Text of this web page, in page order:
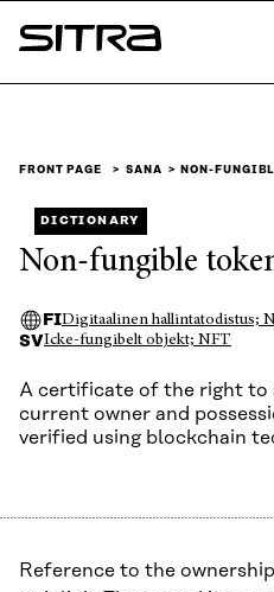
Skip to
content
Sitra
FRONT PAGE SANA NON-
DICTIONARY
Non-fungible
FIDigitaalinen hallintatodistus;
SVIcke-fungibelt objekt; NFT
A certificate of the right to
current owner and
verified using blockchain
Reference to the